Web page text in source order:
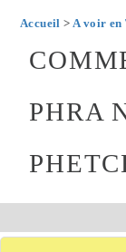
Accueil > A voir en
PHRA